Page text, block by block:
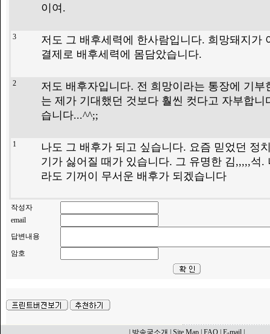
이여.
3
저도 그 배후세력에 한사람입니다. 희망돼지가
결제로 배후세력에 몸담았습니다.
2
저도 배후자입니다. 전 희망이라는 통장에 기부
는 제가 기대했던 것보다 훨씬 컷다고 자부합니
습니다...^^;;
1
나도 그 배후가 되고 싶습니다. 요즘 믿었던 정
기가 싫어질 때가 있습니다. 그 유명한 김,,,,,석.
라도 기꺼이 무서운 배후가 되겠습니다
작성자
email
답변내용
암호
| 방송국소개 | Site Map | FAQ | E-mail |